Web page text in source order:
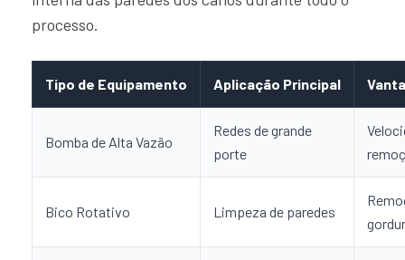
processo.
Tipo de Equipamento Aplicação Principal
Bomba de Alta Vazão
Redes de grande
porte
Bico Rotativo Limpeza de paredes